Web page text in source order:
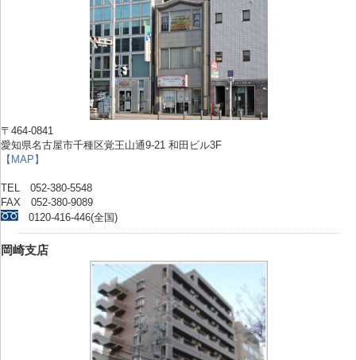
〒464-0841
愛知県名古屋市千種区覚王山通9-21 和田ビル3F
【MAP】
TEL 052-380-5548
FAX 052-380-9089
0120-416-446(全国)
岡崎支店